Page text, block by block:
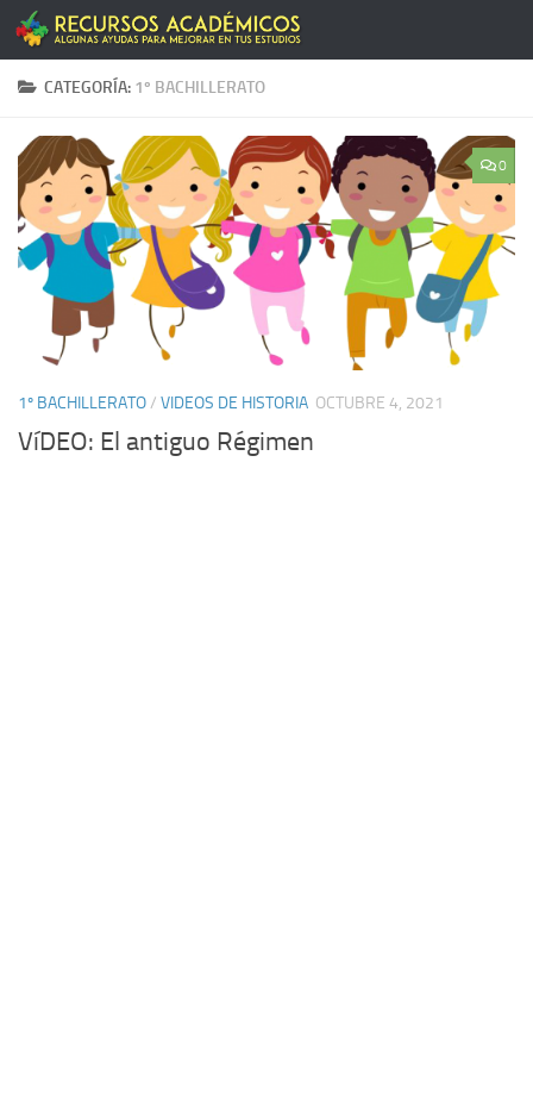
Saltar al contenido
CATEGORÍA: 1º BACHILLERATO
0
1º BACHILLERATO/ VIDEOS DE HISTORIA OCTUBRE 4, 2021
VíDEO: El antiguo Régimen